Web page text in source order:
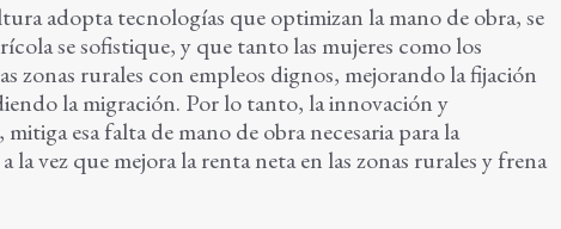
adopta tecnologías que optimizan la mano de obra, se
se sofistique, y que tanto las mujeres como los
zonas rurales con empleos dignos, mejorando la fijación
la migración. Por lo tanto, la innovación y
esa falta de mano de obra necesaria para la
la vez que mejora la renta neta en las zonas rurales y frena